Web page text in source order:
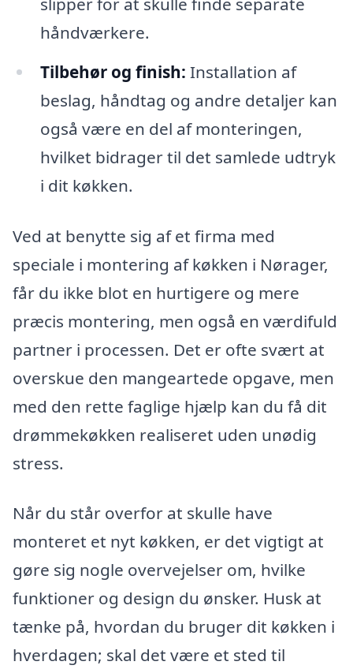
håndværkere.
Tilbehør og finish: Installation af
beslag, håndtag og andre detaljer kan
også være en del af monteringen,
hvilket bidrager til det samlede udtryk
i dit køkken.
Ved at benytte sig af et firma med
speciale i montering af køkken i Nørager,
får du ikke blot en hurtigere og mere
præcis montering, men også en værdifuld
partner i processen. Det er ofte svært at
overskue den mangeartede opgave, men
med den rette faglige hjælp kan du få dit
drømmekøkken realiseret uden unødig
stress.
Når du står overfor at skulle have
monteret et nyt køkken, er det vigtigt at
gøre sig nogle overvejelser om, hvilke
funktioner og design du ønsker. Husk at
tænke på, hvordan du bruger dit køkken i
hverdagen; skal det være et sted til